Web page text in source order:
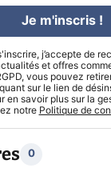
j’accepte de
et offres
vous pouvez
sur le lien de
en savoir plus sur la
notre Politique de
Je m'inscris !
0